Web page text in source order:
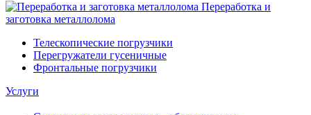
Переработка и
заготовка металлолома
Телескопические погрузчики
Перегружатели гусеничные
Фронтальные погрузчики
Услуги